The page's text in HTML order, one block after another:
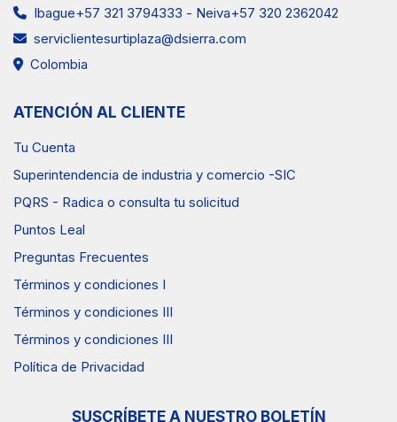
Ibague+57 321 3794333 - Neiva+57 320 2362042
serviclientesurtiplaza@dsierra.com
Colombia
ATENCIÓN AL CLIENTE
Tu Cuenta
Superintendencia de industria y comercio -SIC
PQRS - Radica o consulta tu solicitud
Puntos Leal
Preguntas Frecuentes
Términos y condiciones I
Términos y condiciones III
Términos y condiciones III
Política de Privacidad
SUSCRÍBETE A NUESTRO BOLETÍN